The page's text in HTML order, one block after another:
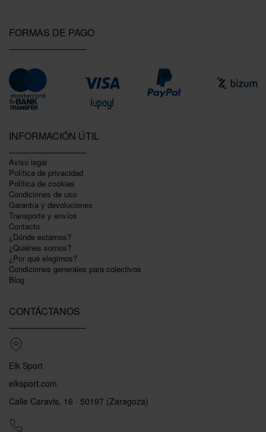
FORMAS DE PAGO
INFORMACIÓN ÚTIL
Aviso legal
Política de privacidad
Polí­tica de cookies
Condiciones de uso
Garantí­a y devoluciones
Transporte y envíos
Contacto
¿Dónde estamos?
¿Quiénes somos?
¿Por qué elegirnos?
Condiciones generales para colectivos
Blog
CONTÁCTANOS
Elk Sport
elksport.com
Calle Caravis, 16 · 50197 (Zaragoza)